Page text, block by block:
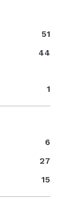
51
44
1
6
27
15